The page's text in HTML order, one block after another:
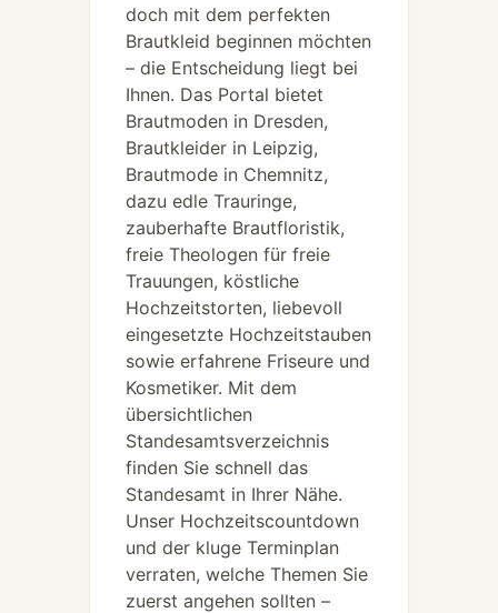
doch mit dem perfekten
Brautkleid beginnen möchten
– die Entscheidung liegt bei
Ihnen. Das Portal bietet
Brautmoden in Dresden,
Brautkleider in Leipzig,
Brautmode in Chemnitz,
dazu edle Trauringe,
zauberhafte Brautfloristik,
freie Theologen für freie
Trauungen, köstliche
Hochzeitstorten, liebevoll
eingesetzte Hochzeitstauben
sowie erfahrene Friseure und
Kosmetiker. Mit dem
übersichtlichen
Standesamtsverzeichnis
finden Sie schnell das
Standesamt in Ihrer Nähe.
Unser Hochzeitscountdown
und der kluge Terminplan
verraten, welche Themen Sie
zuerst angehen sollten –